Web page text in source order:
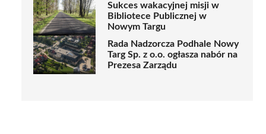
Sukces wakacyjnej misji w
Bibliotece Publicznej w
Nowym Targu
Rada Nadzorcza Podhale Nowy
Targ Sp. z o.o. ogłasza nabór na
Prezesa Zarządu